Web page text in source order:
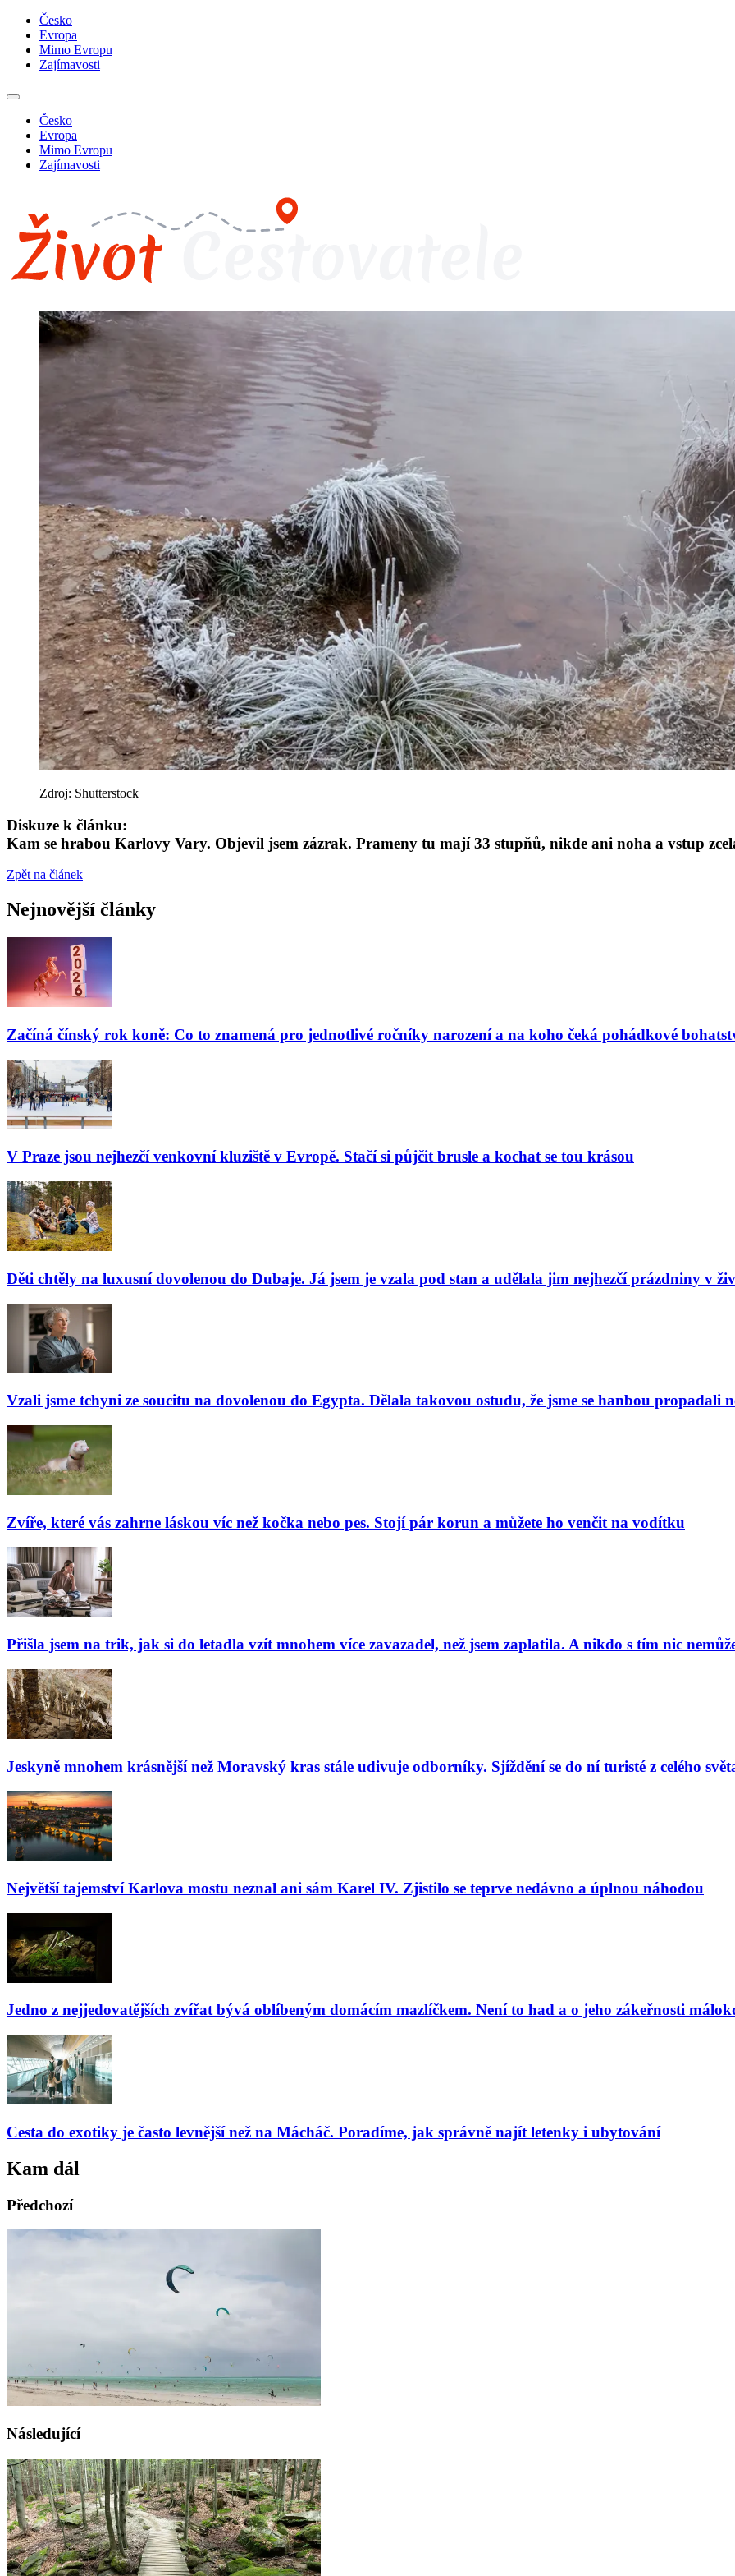
Česko
Evropa
Mimo Evropu
Zajímavosti
Česko
Evropa
Mimo Evropu
Zajímavosti
Zdroj: Shutterstock
Diskuze k článku:
Kam se hrabou Karlovy Vary. Objevil jsem zázrak. Prameny tu mají 33 stupňů, nikde ani noha a vstup
Zpět na článek
Nejnovější články
Začíná čínský rok koně: Co to znamená pro jednotlivé ročníky narození a na koho čeká pohádkové
V Praze jsou nejhezčí venkovní kluziště v Evropě. Stačí si půjčit brusle a kochat se tou krásou
Děti chtěly na luxusní dovolenou do Dubaje. Já jsem je vzala pod stan a udělala jim nejhezčí prázdniny v
Vzali jsme tchyni ze soucitu na dovolenou do Egypta. Dělala takovou ostudu, že jsme se hanbou propadali
Zvíře, které vás zahrne láskou víc než kočka nebo pes. Stojí pár korun a můžete ho venčit na vodítku
Přišla jsem na trik, jak si do letadla vzít mnohem více zavazadel, než jsem zaplatila. A nikdo s tím nic
Jeskyně mnohem krásnější než Moravský kras stále udivuje odborníky. Sjíždění se do ní turisté z celého
Největší tajemství Karlova mostu neznal ani sám Karel IV. Zjistilo se teprve nedávno a úplnou náhodou
Jedno z nejjedovatějších zvířat bývá oblíbeným domácím mazlíčkem. Není to had a o jeho zákeřnosti
Cesta do exotiky je často levnější než na Mácháč. Poradíme, jak správně najít letenky i ubytování
Kam dál
Předchozí
Následující